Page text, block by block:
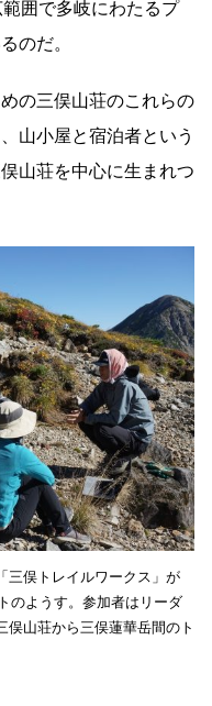
囲で多岐にわたるプ
のだ。
の三俣山荘のこれらの
山小屋と宿泊者という
山荘を中心に生まれつ
三俣トレイルワークス」が
のようす。参加者はリーダ
俣山荘から三俣蓮華岳間のト